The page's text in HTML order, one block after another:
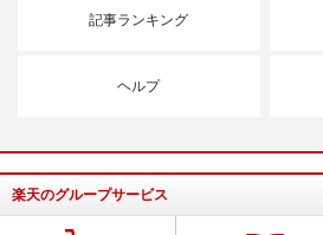
記事ランキング
ヘルプ
楽天のグループサービス